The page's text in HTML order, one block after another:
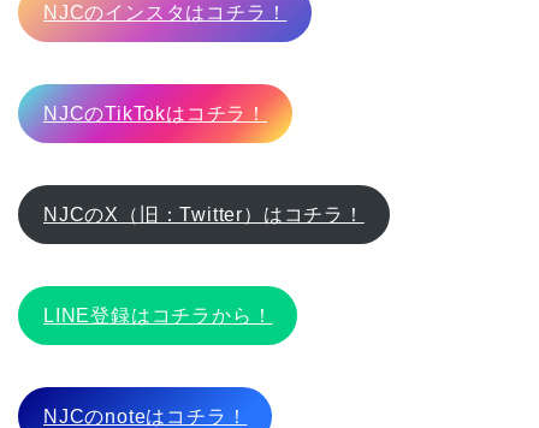
NJCのインスタはコチラ！
NJCのTikTokはコチラ！
NJCのX（旧：Twitter）はコチラ！
LINE登録はコチラから！
NJCのnoteはコチラ！